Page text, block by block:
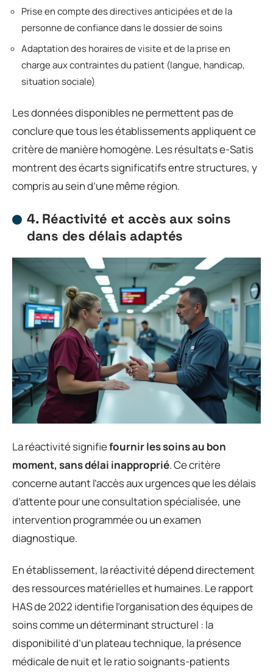
Prise en compte des directives anticipées et de la
personne de confiance dans le dossier de soins
Adaptation des horaires de visite et de la prise en
charge aux contraintes du patient (langue, handicap,
situation sociale)
Les données disponibles ne permettent pas de
conclure que tous les établissements appliquent ce
critère de manière homogène. Les résultats e-Satis
montrent des écarts significatifs entre structures, y
compris au sein d’une même région.
4. Réactivité et accès aux soins
dans des délais adaptés
La réactivité signifiefournir les soins au bon
moment, sans délai inapproprié. Ce critère
concerne autant l’accès aux urgences que les délais
d’attente pour une consultation spécialisée, une
intervention programmée ou un examen
diagnostique.
En établissement, la réactivité dépend directement
des ressources matérielles et humaines. Le rapport
HAS de 2022 identifie l’organisation des équipes de
soins comme un déterminant structurel : la
disponibilité d’un plateau technique, la présence
médicale de nuit et le ratio soignants-patients